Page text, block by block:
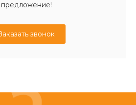
предложение!
звонок